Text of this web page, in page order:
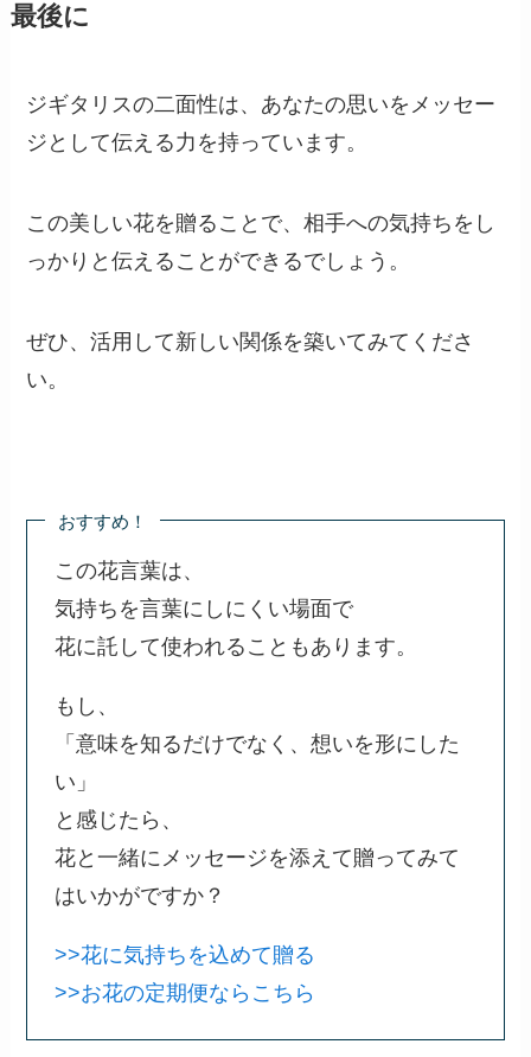
最後に
ジギタリスの二面性は、あなたの思いをメッセー
ジとして伝える力を持っています。
この美しい花を贈ることで、相手への気持ちをし
っかりと伝えることができるでしょう。
ぜひ、活用して新しい関係を築いてみてくださ
い。
おすすめ！
この花言葉は、
気持ちを言葉にしにくい場面で
花に託して使われることもあります。
もし、
「意味を知るだけでなく、想いを形にした
い」
と感じたら、
花と一緒にメッセージを添えて贈ってみて
はいかがですか？
>>花に気持ちを込めて贈る
>>お花の定期便ならこちら